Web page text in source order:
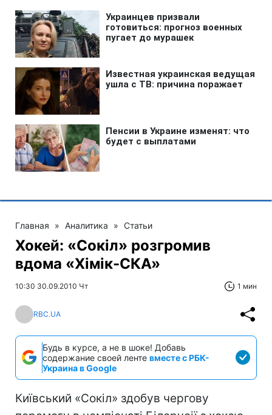
Главная » Аналитика » Статьи
Хокей: «Сокіл» розгромив
вдома «Хімік-СКА»
10:30 30.09.2010 Чт 1 мин
RBC.UA
Будь в курсе, а не в шоке! Добавь
содержание своей ленте вместе с РБК-
Украина в Google
Київський «Сокіл» здобув чергову